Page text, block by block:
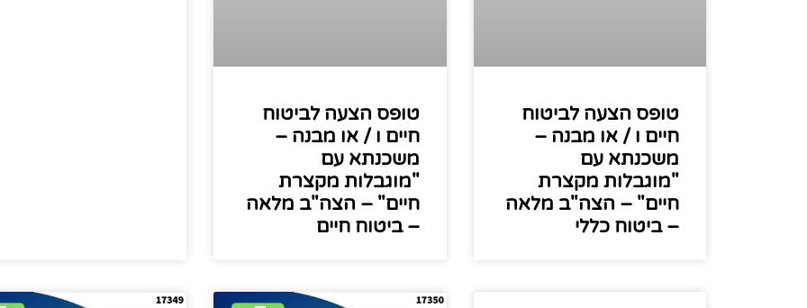
טופס הצעה לביטוח
חיים ו / או מבנה –
משכנתא עם
"מוגבלות מקצרת
חיים" – הצה"ב מלאה
– ביטוח כללי
טופס הצעה לביטוח
חיים ו / או מבנה –
משכנתא עם
"מוגבלות מקצרת
חיים" – הצה"ב מלאה
– ביטוח חיים